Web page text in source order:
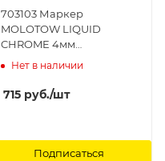
703103 Маркер
MOLOTOW LIQUID
CHROME 4мм
MOLOTOW
Нет в наличии
715 руб./шт
Подписаться